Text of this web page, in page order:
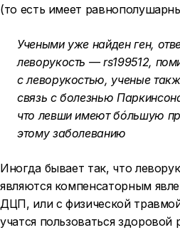
(то есть имеет
Учеными уже найден ген,
леворукость — rs199512,
с леворукостью, ученые
связь с болезнью
что левши имеют бóльшую
этому заболеванию
Иногда бывает так, что
являются компенсаторным
ДЦП, или с физической
учатся пользоваться здоровой